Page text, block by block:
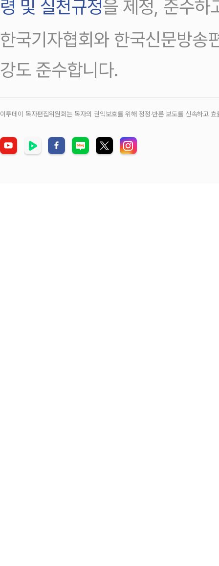
령 및 실천규정을 제정, 준수하
한국기자협회와 한국신문방송
강도 준수합니다.
이투데이 독자편집위원회는 독자의 권익보호를 위해 정정‧반론 보도를 신속하고